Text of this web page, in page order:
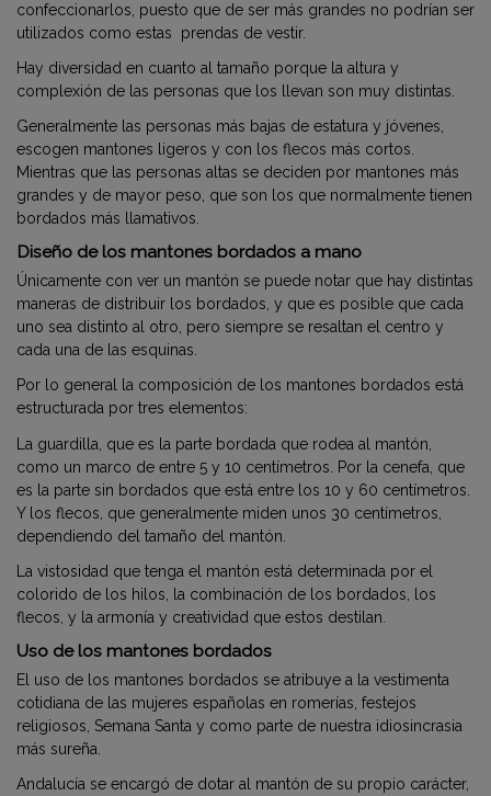
confeccionarlos, puesto que de ser más grandes no podrían ser
utilizados como estas prendas de vestir.
Hay diversidad en cuanto al tamaño porque la altura y
complexión de las personas que los llevan son muy distintas.
Generalmente las personas más bajas de estatura y jóvenes,
escogen mantones ligeros y con los flecos más cortos.
Mientras que las personas altas se deciden por mantones más
grandes y de mayor peso, que son los que normalmente tienen
bordados más llamativos.
Diseño de los mantones bordados a mano
Únicamente con ver un mantón se puede notar que hay distintas
maneras de distribuir los bordados, y que es posible que cada
uno sea distinto al otro, pero siempre se resaltan el centro y
cada una de las esquinas.
Por lo general la composición de los mantones bordados está
estructurada por tres elementos:
La guardilla, que es la parte bordada que rodea al mantón,
como un marco de entre 5 y 10 centímetros. Por la cenefa, que
es la parte sin bordados que está entre los 10 y 60 centímetros.
Y los flecos, que generalmente miden unos 30 centímetros,
dependiendo del tamaño del mantón.
La vistosidad que tenga el mantón está determinada por el
colorido de los hilos, la combinación de los bordados, los
flecos, y la armonía y creatividad que estos destilan.
Uso de los mantones bordados
El uso de los mantones bordados se atribuye a la vestimenta
cotidiana de las mujeres españolas en romerías, festejos
religiosos, Semana Santa y como parte de nuestra idiosincrasia
más sureña.
Andalucía se encargó de dotar al mantón de su propio carácter,